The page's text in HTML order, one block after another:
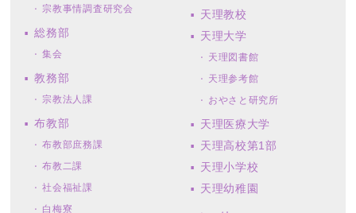
宗教事情調査研究会
総務部
集会
教務部
宗教法人課
布教部
布教部庶務課
布教二課
社会福祉課
白梅寮
天理教校
天理大学
天理図書館
天理参考館
おやさと研究所
天理医療大学
天理高校第1部
天理小学校
天理幼稚園